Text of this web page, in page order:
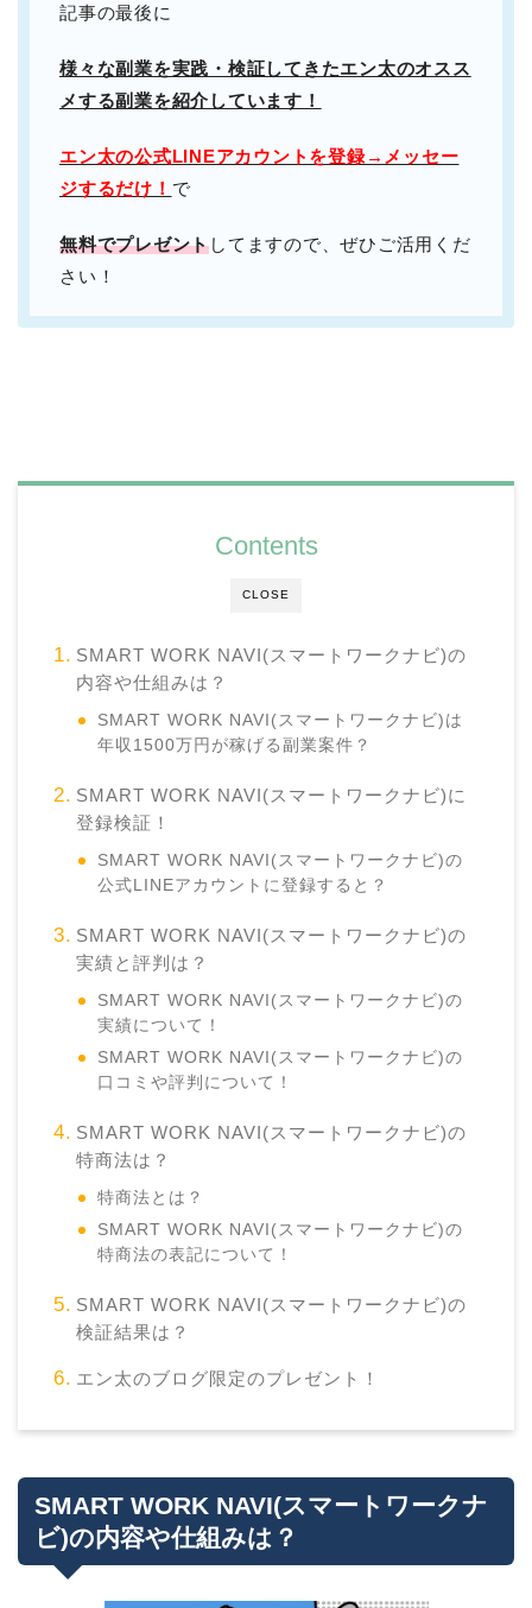
記事の最後に
様々な副業を実践・検証してきたエン太のオスス
メする副業を紹介しています！
エン太の公式LINEアカウントを登録→メッセー
ジするだけ！ で
無料でプレゼントしてますので、ぜひご活用くだ
さい！
CLOSE
Contents
SMART WORK NAVI(スマートワークナビ)の
内容や仕組みは？
SMART WORK NAVI(スマートワークナビ)は
年収1500万円が稼げる副業案件？
SMART WORK NAVI(スマートワークナビ)に
登録検証！
SMART WORK NAVI(スマートワークナビ)の
公式LINEアカウントに登録すると？
SMART WORK NAVI(スマートワークナビ)の
実績と評判は？
SMART WORK NAVI(スマートワークナビ)の
実績について！
SMART WORK NAVI(スマートワークナビ)の
口コミや評判について！
SMART WORK NAVI(スマートワークナビ)の
特商法は？
特商法とは？
SMART WORK NAVI(スマートワークナビ)の
特商法の表記について！
SMART WORK NAVI(スマートワークナビ)の
検証結果は？
エン太のブログ限定のプレゼント！
SMART WORK NAVI(スマートワークナ
ビ)の内容や仕組みは？